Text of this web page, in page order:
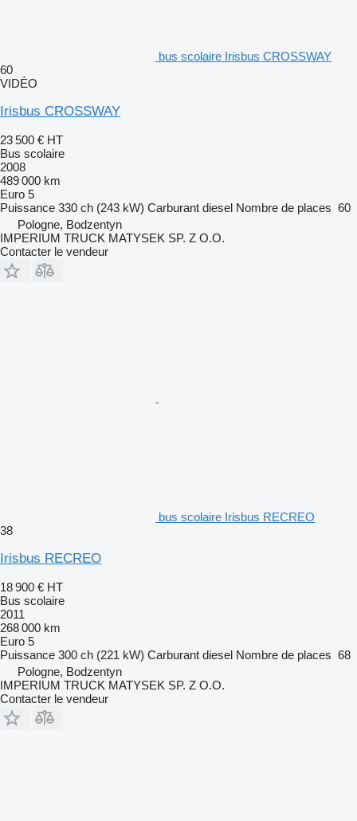
bus scolaire Irisbus CROSSWAY
60
VIDÉO
Irisbus CROSSWAY
23 500 € HT
Bus scolaire
2008
489 000 km
Euro 5
Puissance 330 ch (243 kW) Carburant diesel Nombre de places 60
Pologne, Bodzentyn
IMPERIUM TRUCK MATYSEK SP. Z O.O.
Contacter le vendeur
bus scolaire Irisbus RECREO
38
Irisbus RECREO
18 900 € HT
Bus scolaire
2011
268 000 km
Euro 5
Puissance 300 ch (221 kW) Carburant diesel Nombre de places 68
Pologne, Bodzentyn
IMPERIUM TRUCK MATYSEK SP. Z O.O.
Contacter le vendeur